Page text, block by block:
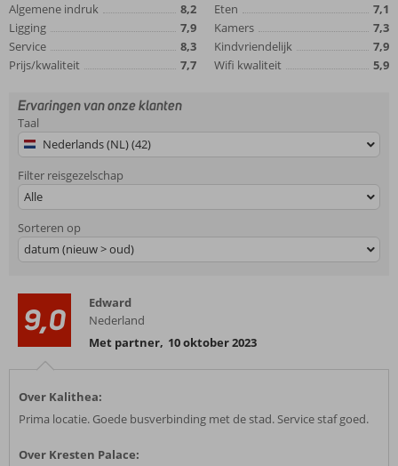
Algemene indruk
8,2
Ligging
7,9
Service
8,3
Prijs/kwaliteit
7,7
Eten
7,1
Kamers
7,3
Kindvriendelijk
7,9
Wifi kwaliteit
5,9
Ervaringen van onze klanten
Taal
Nederlands (NL) (42)
Filter reisgezelschap
Alle
Sorteren op
datum (nieuw > oud)
9,0
Edward
Nederland
Met partner, 10 oktober 2023
Over Kalithea:
Prima locatie. Goede busverbinding met de stad. Service staf goed.
Over Kresten Palace: